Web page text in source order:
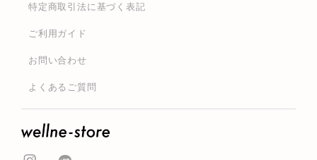
特定商取引法に基づく表記
ご利用ガイド
お問い合わせ
よくあるご質問